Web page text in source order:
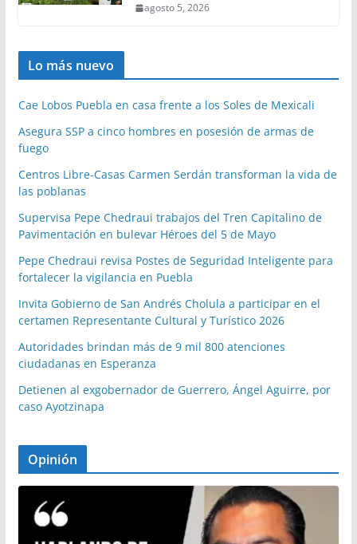
agosto 5, 2026
Lo más nuevo
Cae Lobos Puebla en casa frente a los Soles de Mexicali
Asegura SSP a cinco hombres en posesión de armas de
fuego
Centros Libre-Casas Carmen Serdán transforman la vida de
las poblanas
Supervisa Pepe Chedraui trabajos del Tren Capitalino de
Pavimentación en bulevar Héroes del 5 de Mayo
Pepe Chedraui revisa Postes de Seguridad Inteligente para
fortalecer la vigilancia en Puebla
Invita Gobierno de San Andrés Cholula a participar en el
certamen Representante Cultural y Turístico 2026
Autoridades brindan más de 9 mil 800 atenciones
ciudadanas en Esperanza
Detienen al exgobernador de Guerrero, Ángel Aguirre, por
caso Ayotzinapa
Opinión